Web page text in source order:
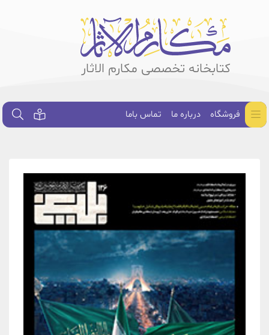
کتابخانه تخصصی مکارم الاثار
فروشگاه درباره ما تماس باما